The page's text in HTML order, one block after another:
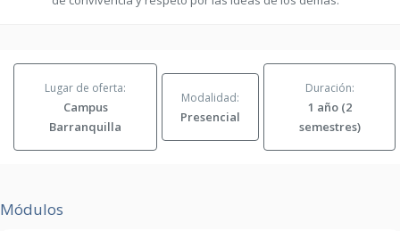
Lugar de oferta:
Campus
Barranquilla
Modalidad:
Presencial
Duración:
1 año (2
semestres)
Módulos